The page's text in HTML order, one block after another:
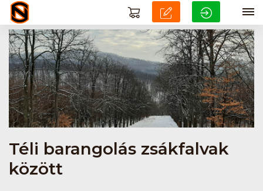
Téli barangolás zsákfalvak
között